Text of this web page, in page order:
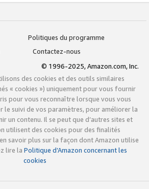
Politiques du programme
Contactez-nous
© 1996-2025, Amazon.com, Inc.
des cookies et des outils similaires
« cookies ») uniquement pour vous fournir
pour vous reconnaître lorsque vous vous
le suivi de vos paramètres, pour améliorer la
un contenu. Il se peut que d’autres sites et
utilisent des cookies pour des finalités
savoir plus sur la façon dont Amazon utilise
lire la Politique d’Amazon concernant les
cookies